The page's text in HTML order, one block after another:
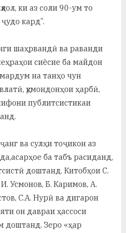
ки аз соли 90-ум то
кард”.
шаҳрвандӣ ва раванди
сиёсие ба майдон
на танҳо чун
қумондонҳои ҳарбӣ,
публитсистикаи
ва сулҳи тоҷикон аз
ба табъ расиданд,
доштанд. Китобҳои С.
Усмонов, Б. Каримов, А.
С.А. Нурӣ ва дигарон
он давраи ҳассоси
доштанд. Зеро «ҳар